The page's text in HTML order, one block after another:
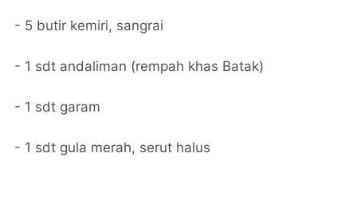
- 5 butir kemiri, sangrai
- 1 sdt andaliman (rempah khas Batak)
- 1 sdt garam
- 1 sdt gula merah, serut halus